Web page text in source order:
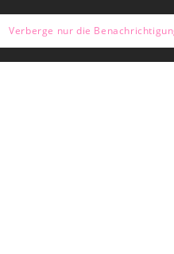
werden Hülßianer sein
Verberge nur die